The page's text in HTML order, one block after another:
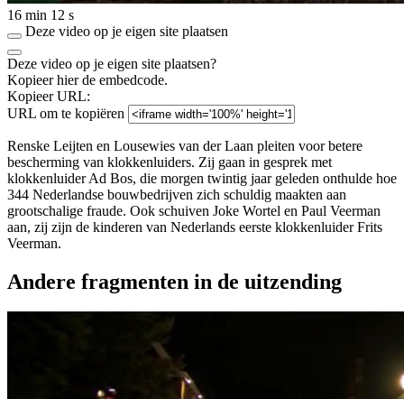
16 min 12 s
Deze video op je eigen site plaatsen
Deze video op je eigen site plaatsen?
Kopieer hier de embedcode.
Kopieer URL:
URL om te kopiëren
Renske Leijten en Lousewies van der Laan pleiten voor betere
bescherming van klokkenluiders. Zij gaan in gesprek met
klokkenluider Ad Bos, die morgen twintig jaar geleden onthulde hoe
344 Nederlandse bouwbedrijven zich schuldig maakten aan
grootschalige fraude. Ook schuiven Joke Wortel en Paul Veerman
aan, zij zijn de kinderen van Nederlands eerste klokkenluider Frits
Veerman.
Andere fragmenten in de uitzending